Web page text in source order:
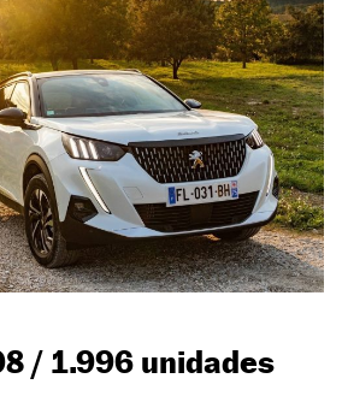
/ 1.996 unidades